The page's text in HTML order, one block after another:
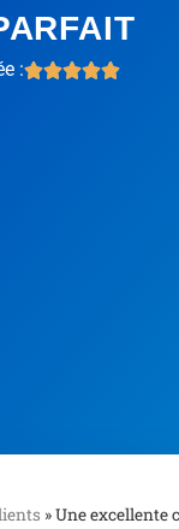
:
»Une excellente